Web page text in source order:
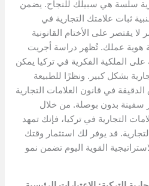
سلسة هي سبيلك للنجاح. يضمن
ثبات علامتك التجارية في
لا يقتصر على الأختام القانونية
هوية عملك. تُظهر دراسة أجريت
على الملكية الفكرية في تركيا يمكن
بشكل كبير. ونظرًا للطبيعة
في قانون العلامات التجارية
سفينة بدون بوصلة. من خلال
التجارية في تركيا، فإنك تمهد
قد يوفر لك استثمار وقتك
القوية اليوم تضمن نمو